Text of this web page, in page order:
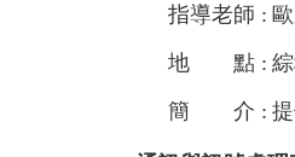
指導老師 :
地 點 :
簡 介 :